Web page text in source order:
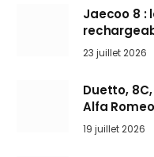
Jaecoo 8 :
arrive en
23 juillet 2026
Duetto,
Alfa
l’art de
19 juillet 2026